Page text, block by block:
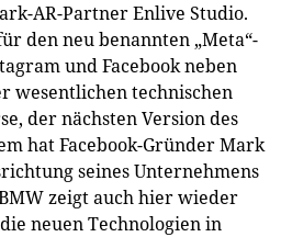
AR-Partner Enlive Studio.
den neu benannten „Meta“-
und Facebook neben
wesentlichen technischen
der nächsten Version des
hat Facebook-Gründer Mark
seines Unternehmens
zeigt auch hier wieder
neuen Technologien in